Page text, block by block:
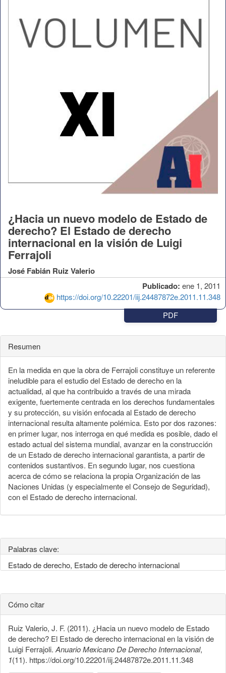
Publicado: ene 1, 2011
https://doi.org/10.22201/iij.24487872e.2011.11.348
¿Hacia un nuevo modelo de Estado de
derecho? El Estado de derecho
internacional en la visión de Luigi
Ferrajoli
José Fabián Ruiz Valerio
PDF
Resumen
En la medida en que la obra de Ferrajoli constituye un referente
ineludible para el estudio del Estado de derecho en la
actualidad, al que ha contribuido a través de una mirada
exigente, fuertemente centrada en los derechos fundamentales
y su protección, su visión enfocada al Estado de derecho
internacional resulta altamente polémica. Esto por dos razones:
en primer lugar, nos interroga en qué medida es posible, dado el
estado actual del sistema mundial, avanzar en la construcción
de un Estado de derecho internacional garantista, a partir de
contenidos sustantivos. En segundo lugar, nos cuestiona
acerca de cómo se relaciona la propia Organización de las
Naciones Unidas (y especialmente el Consejo de Seguridad),
con el Estado de derecho internacional.
Palabras clave:
Estado de derecho, Estado de derecho internacional
Cómo citar
Ruiz Valerio, J. F. (2011). ¿Hacia un nuevo modelo de Estado
de derecho? El Estado de derecho internacional en la visión de
Luigi Ferrajoli. Anuario Mexicano De Derecho Internacional,
1(11). https://doi.org/10.22201/iij.24487872e.2011.11.348